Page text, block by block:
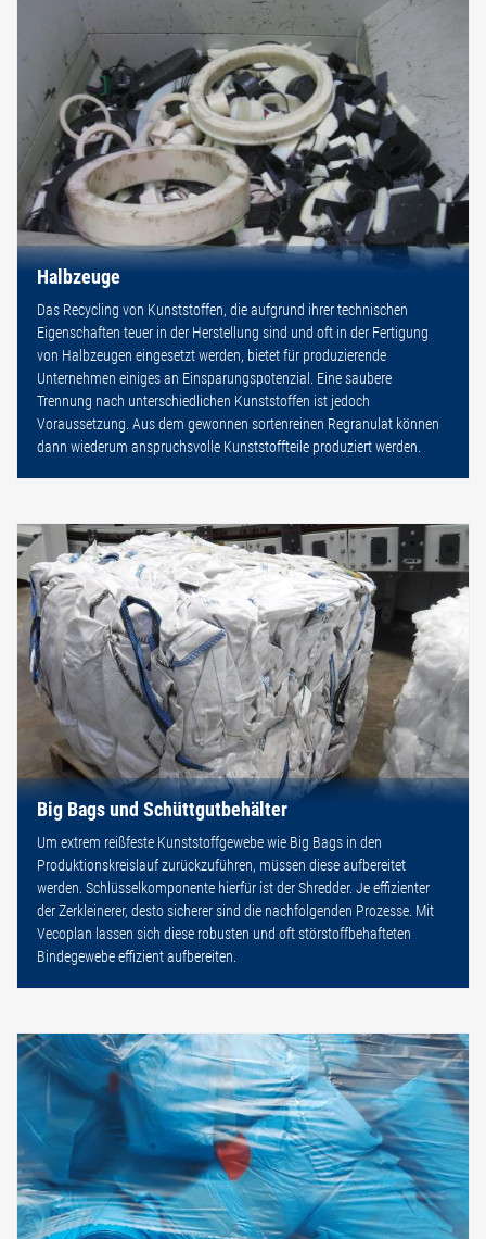
Halbzeuge
Das Recycling von Kunststoffen, die aufgrund ihrer technischen
Eigenschaften teuer in der Herstellung sind und oft in der Fertigung
von Halbzeugen eingesetzt werden, bietet für produzierende
Unternehmen einiges an Einsparungspotenzial. Eine saubere
Trennung nach unterschiedlichen Kunststoffen ist jedoch
Voraussetzung. Aus dem gewonnen sortenreinen Regranulat können
dann wiederum anspruchsvolle Kunststoffteile produziert werden.
Big Bags und Schüttgutbehälter
Um extrem reißfeste Kunststoffgewebe wie Big Bags in den
Produktionskreislauf zurückzuführen, müssen diese aufbereitet
werden. Schlüsselkomponente hierfür ist der Shredder. Je effizienter
der Zerkleinerer, desto sicherer sind die nachfolgenden Prozesse. Mit
Vecoplan lassen sich diese robusten und oft störstoffbehafteten
Bindegewebe effizient aufbereiten.